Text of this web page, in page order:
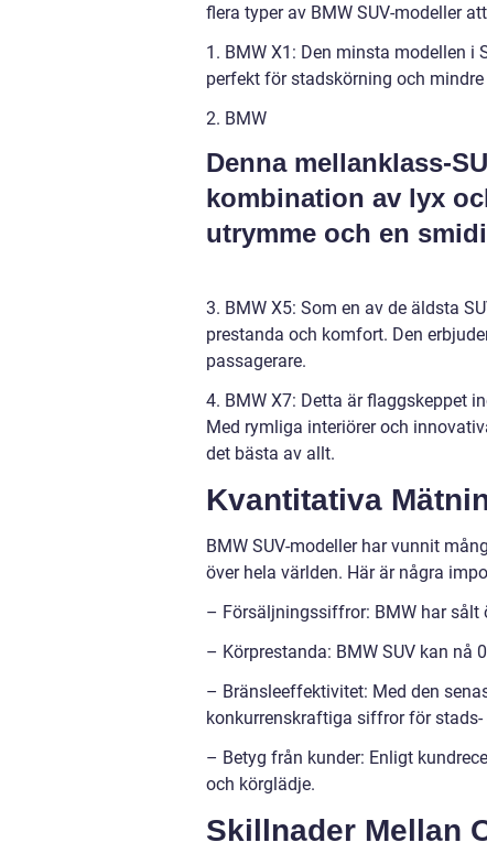
flera typer av BMW SUV-modeller
1. BMW X1: Den minsta modellen i
perfekt för stadskörning och
2. BMW
Denna mellanklass-
kombination av lyx
utrymme och en
3. BMW X5: Som en av de äldsta
prestanda och komfort. Den
passagerare.
4. BMW X7: Detta är flaggskeppet
Med rymliga interiörer och
det bästa av allt.
Kvantitativa
BMW SUV-modeller har vunnit
över hela världen. Här är några
– Försäljningssiffror: BMW har sålt
– Körprestanda: BMW SUV kan nå
– Bränsleeffektivitet: Med den
konkurrenskraftiga siffror för
– Betyg från kunder: Enligt
och körglädje.
Skillnader Mellan